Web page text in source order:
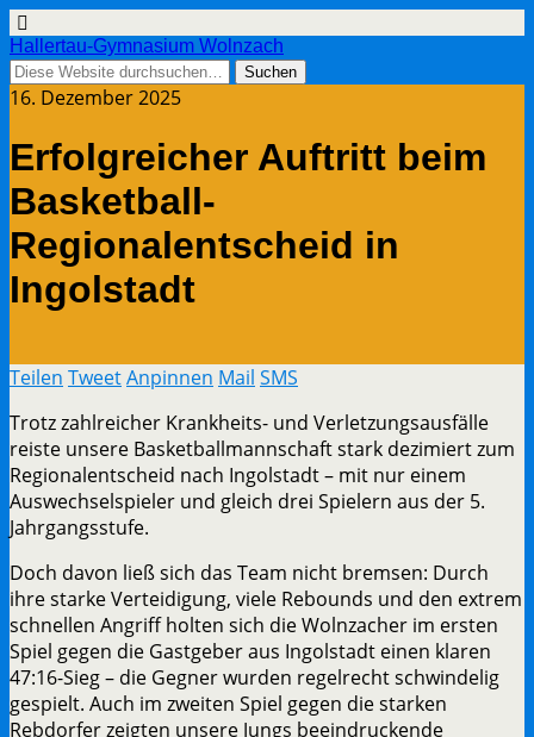
Hallertau-Gymnasium Wolnzach
16. Dezember 2025
Erfolgreicher Auftritt beim
Basketball-
Regionalentscheid in
Ingolstadt
Teilen TweetAnpinnen Mail SMS
Trotz zahlreicher Krankheits- und Verletzungsausfälle
reiste unsere Basketballmannschaft stark dezimiert zum
Regionalentscheid nach Ingolstadt – mit nur einem
Auswechselspieler und gleich drei Spielern aus der 5.
Jahrgangsstufe.
Doch davon ließ sich das Team nicht bremsen: Durch
ihre starke Verteidigung, viele Rebounds und den extrem
schnellen Angriff holten sich die Wolnzacher im ersten
Spiel gegen die Gastgeber aus Ingolstadt einen klaren
47:16-Sieg – die Gegner wurden regelrecht schwindelig
gespielt. Auch im zweiten Spiel gegen die starken
Rebdorfer zeigten unsere Jungs beeindruckende